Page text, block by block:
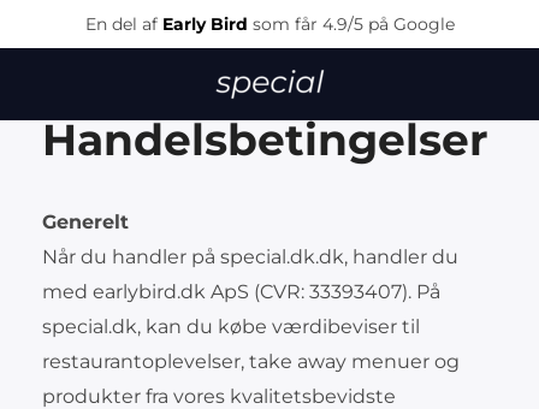
En del af Early Bird som får 4.9/5 på Google
Handelsbetingelser
Generelt
Når du handler på special.dk.dk, handler du
med earlybird.dk ApS (CVR: 33393407). På
special.dk, kan du købe værdibeviser til
restaurantoplevelser, take away menuer og
produkter fra vores kvalitetsbevidste